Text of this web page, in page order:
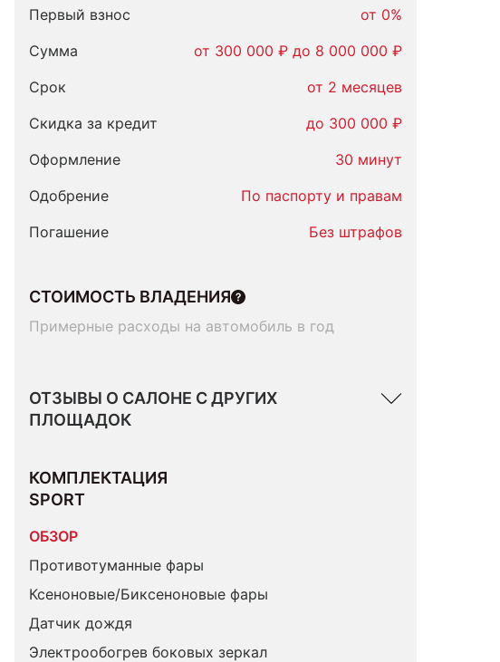
Первый взнос
от 0%
Сумма
от 300 000 ₽ до 8 000 000 ₽
Срок
от 2 месяцев
Скидка за кредит
до 300 000 ₽
Оформление
30 минут
Одобрение
По паспорту и правам
Погашение
Без штрафов
СТОИМОСТЬ ВЛАДЕНИЯ
Примерные расходы на автомобиль в год
ОТЗЫВЫ О САЛОНЕ С ДРУГИХ
ПЛОЩАДОК
КОМПЛЕКТАЦИЯ
SPORT
ОБЗОР
Противотуманные фары
Ксеноновые/Биксеноновые фары
Датчик дождя
Электрообогрев боковых зеркал